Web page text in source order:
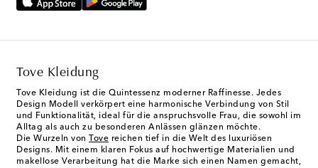
Tove Kleidung
Tove Kleidung ist die Quintessenz moderner Raffinesse. Jedes
Design Modell verkörpert eine harmonische Verbindung von Stil
und Funktionalität, ideal für die anspruchsvolle Frau, die sowohl im
Alltag als auch zu besonderen Anlässen glänzen möchte.
Die Wurzeln von
Tove reichen tief in die Welt des luxuriösen
Designs. Mit einem klaren Fokus auf hochwertige Materialien und
makellose Verarbeitung hat die Marke sich einen Namen gemacht,